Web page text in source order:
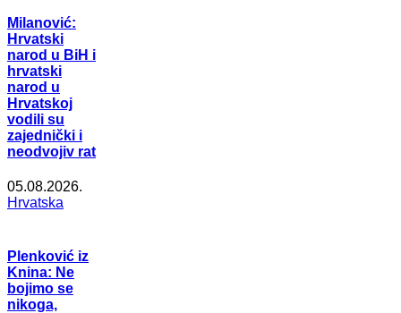
Milanović:
Hrvatski
narod u BiH i
hrvatski
narod u
Hrvatskoj
vodili su
zajednički i
neodvojiv rat
05.08.2026.
Hrvatska
Plenković iz
Knina: Ne
bojimo se
nikoga,